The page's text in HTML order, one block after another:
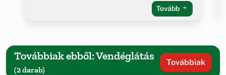
Tovább
Továbbiak ebből: Vendéglátás
(2 darab)
Továbbiak